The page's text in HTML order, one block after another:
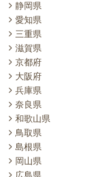
静岡県
愛知県
三重県
滋賀県
京都府
大阪府
兵庫県
奈良県
和歌山県
鳥取県
島根県
岡山県
広島県